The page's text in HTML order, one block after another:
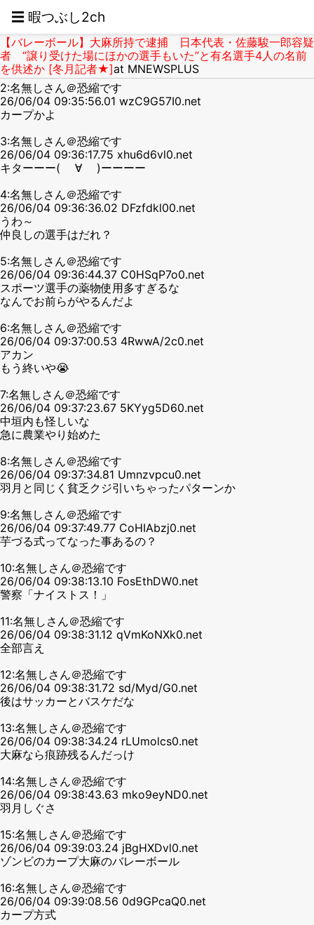
☰ 暇つぶし2ch
【バレーボール】大麻所持で逮捕 日本代表・佐藤駿一郎容疑
者 “譲り受けた場にほかの選手もいた”と有名選手4人の名前
を供述か [冬月記者★]at MNEWSPLUS
2:名無しさん＠恐縮です
26/06/04 09:35:56.01 wzC9G57I0.net
カープかよ
3:名無しさん＠恐縮です
26/06/04 09:36:17.75 xhu6d6vl0.net
キターーー( ゚∀ ゚)ーーーー
4:名無しさん＠恐縮です
26/06/04 09:36:36.02 DFzfdkl00.net
うわ～
仲良しの選手はだれ？
5:名無しさん＠恐縮です
26/06/04 09:36:44.37 C0HSqP7o0.net
スポーツ選手の薬物使用多すぎるな
なんでお前らがやるんだよ
6:名無しさん＠恐縮です
26/06/04 09:37:00.53 4RwwA/2c0.net
アカン
もう終いや😭
7:名無しさん＠恐縮です
26/06/04 09:37:23.67 5KYyg5D60.net
中垣内も怪しいな
急に農業やり始めた
8:名無しさん＠恐縮です
26/06/04 09:37:34.81 Umnzvpcu0.net
羽月と同じく貧乏クジ引いちゃったパターンか
9:名無しさん＠恐縮です
26/06/04 09:37:49.77 CoHIAbzj0.net
芋づる式ってなった事あるの？
10:名無しさん＠恐縮です
26/06/04 09:38:13.10 FosEthDW0.net
警察「ナイストス！」
11:名無しさん＠恐縮です
26/06/04 09:38:31.12 qVmKoNXk0.net
全部言え
12:名無しさん＠恐縮です
26/06/04 09:38:31.72 sd/Myd/G0.net
後はサッカーとバスケだな
13:名無しさん＠恐縮です
26/06/04 09:38:34.24 rLUmolcs0.net
大麻なら痕跡残るんだっけ
14:名無しさん＠恐縮です
26/06/04 09:38:43.63 mko9eyND0.net
羽月しぐさ
15:名無しさん＠恐縮です
26/06/04 09:39:03.24 jBgHXDvl0.net
ゾンビのカープ大麻のバレーボール
16:名無しさん＠恐縮です
26/06/04 09:39:08.56 0d9GPcaQ0.net
カープ方式